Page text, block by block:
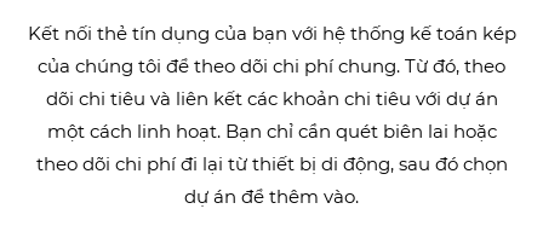
Kết nối thẻ tín dụng của bạn với hệ thống kế toán kép
của chúng tôi để theo dõi chi phí chung. Từ đó, theo
dõi chi tiêu và liên kết các khoản chi tiêu với dự án
một cách linh hoạt. Bạn chỉ cần quét biên lai hoặc
theo dõi chi phí đi lại từ thiết bị di động, sau đó chọn
dự án để thêm vào.